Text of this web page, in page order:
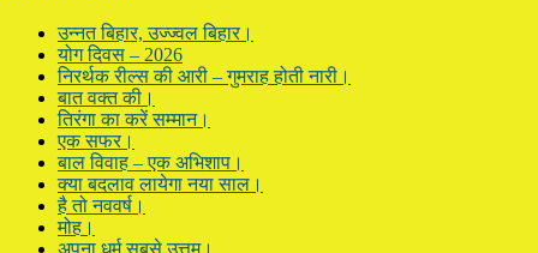
उन्नत बिहार, उज्ज्वल बिहार।
योग दिवस – 2026
निरर्थक रील्स की आरी – गुमराह होती नारी।
बात वक्त की।
तिरंगा का करें सम्मान।
एक सफर।
बाल विवाह – एक अभिशाप।
क्या बदलाव लायेगा नया साल।
है तो नववर्ष।
मोह।
अपना धर्म सबसे उत्तम।